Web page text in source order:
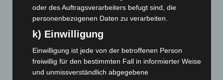
Dezember 2024 (89)
November 2024(94)
Oktober 2024(93)
September 2024 (112)
August 2024 (107)
Juli 2024 (89)
oder des Auftragsverarbeiters befugt sind, die
personenbezogenen Daten zu verarbeiten.
k) Einwilligung
Einwilligung ist jede von der betroffenen Person
freiwillig für den bestimmten Fall in informierter Weise
und unmissverständlich abgegebene